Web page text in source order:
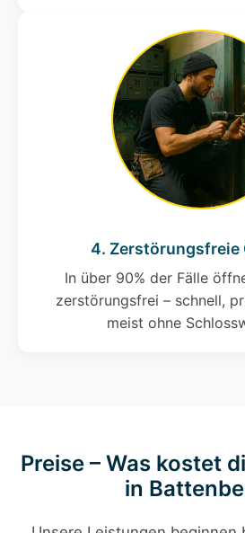
4. Zerstörungsfreie
In über 90% der Fälle
zerstörungsfrei – schnell,
meist ohne
Preise – Was kostet
in